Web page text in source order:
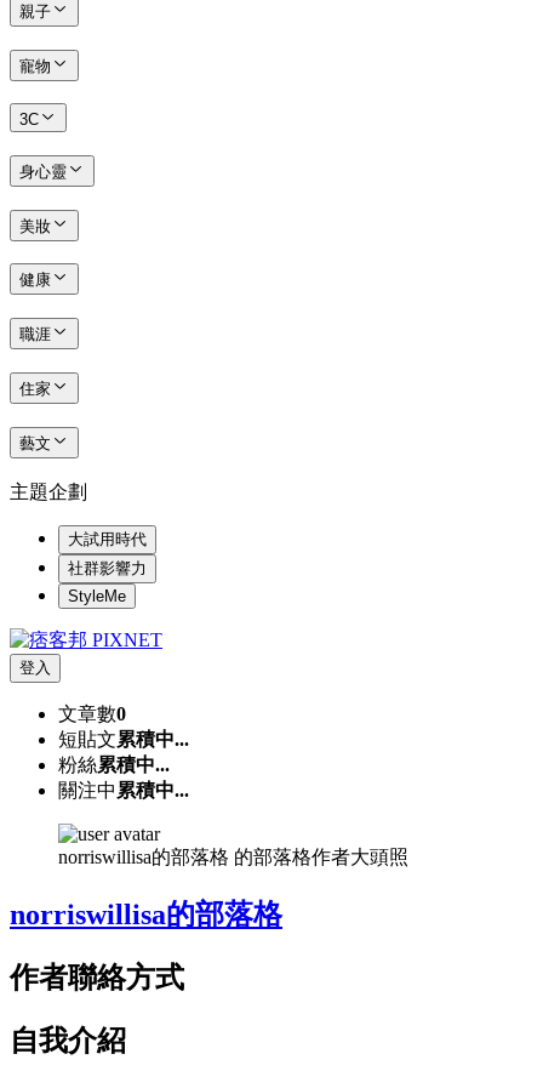
親子
寵物
3C
身心靈
美妝
健康
職涯
住家
藝文
主題企劃
大試用時代
社群影響力
StyleMe
登入
文章數0
短貼文累積中...
粉絲累積中...
關注中 累積中...
norriswillisa的部落格 的部落格作者大頭照
norriswillisa的部落格
作者聯絡方式
自我介紹